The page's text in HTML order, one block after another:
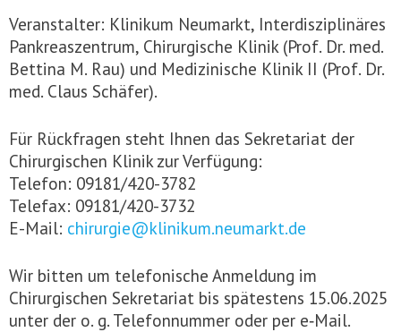
Veranstalter: Klinikum Neumarkt, Interdisziplinäres
Pankreaszentrum, Chirurgische Klinik (Prof. Dr. med.
Bettina M. Rau) und Medizinische Klinik II (Prof. Dr.
med. Claus Schäfer).
Für Rückfragen steht Ihnen das Sekretariat der
Chirurgischen Klinik zur Verfügung:
Telefon: 09181/420-3782
Telefax: 09181/420-3732
E-Mail: chirurgie@klinikum.neumarkt.de
Wir bitten um telefonische Anmeldung im
Chirurgischen Sekretariat bis spätestens 15.06.2025
unter der o. g. Telefonnummer oder per e‑Mail.